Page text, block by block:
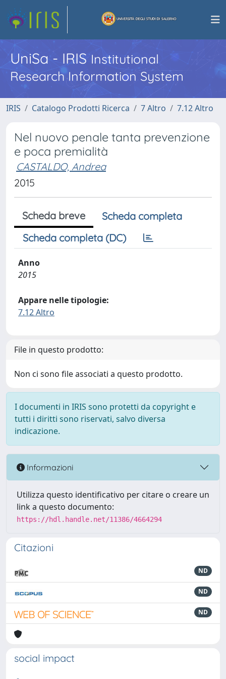
UniSa - IRISInstitutional
Research Information System
IRIS Catalogo Prodotti Ricerca 7 Altro 7.12 Altro
Nel nuovo penale tanta prevenzione
e poca premialità
CASTALDO, Andrea
2015
Scheda breve
Scheda completa
Scheda completa (DC)
Anno
2015
Appare nelle tipologie:
7.12 Altro
File in questo prodotto:
Non ci sono file associati a questo prodotto.
I documenti in IRIS sono protetti da copyright e
tutti i diritti sono riservati, salvo diversa
indicazione.
Informazioni
Utilizza questo identificativo per citare o creare un
link a questo documento:
https://hdl.handle.net/11386/4664294
Citazioni
ND
ND
ND
social impact